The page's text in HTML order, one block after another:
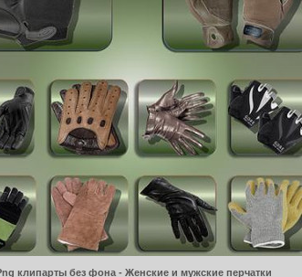
клипарты без фона - Женские и мужские перчатки